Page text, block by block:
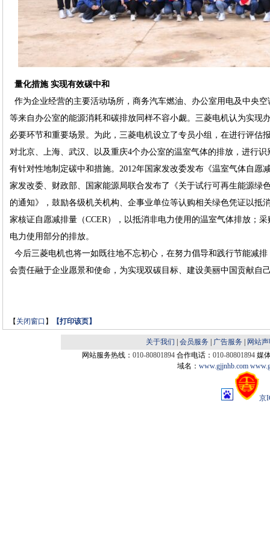
量化措施 实现有效碳中和
作为企业经营的主要活动场所，商务汽车燃油、办公室用电及中央
等来自办公室的能源消耗和碳排放同样不容小觑。三菱电机认为实现
必要环节和重要场景。为此，三菱电机设立了专员小组，在进行评估
对北京、上海、武汉、以及重庆4个办公室的温室气体的排放，进行
有针对性地制定碳中和措施。2012年国家发改委发布《温室气体自愿
家发改委、财政部、国家能源局联合发布了《关于试行可再生能源绿
的通知》，鼓励各级机关机构、企事业单位等认购相关绿色凭证以抵
家核证自愿减排量（CCER），以抵消非电力使用的温室气体排放；
电力使用部分的排放。
今后三菱电机也将一如既往地不忘初心，在努力倡导和践行节能减
会责任融于企业愿景和使命，为实现双碳目标、建设美丽中国贡献自
【 关闭窗口 】 【打印该页】
关于我们 会员服务 广告服务
网站
网站服务热线： 010-80801894 合作电话： 010-80801894 媒
域名： www.gjjnhb.com
京